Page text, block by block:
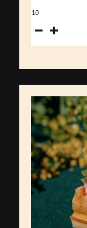
kiekis:
lašišos
naminis
kimči